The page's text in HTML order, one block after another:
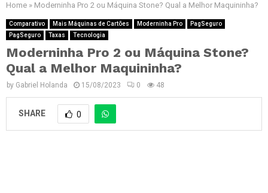
Home » Moderninha Pro 2 ou Máquina Stone? Qual a Melhor Maquininha?
Comparativo Mais Máquinas de Cartões Moderninha Pro
PagSeguro
PagSeguro
Taxas Tecnologia
Moderninha Pro 2 ou Máquina Stone?
Qual a Melhor Maquininha?
by Gabriel Holanda 15/08/2023 0 48
SHARE 0